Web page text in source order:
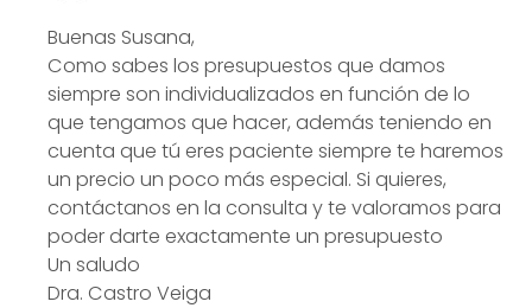
Buenas Susana,
Como sabes los presupuestos que damos
siempre son individualizados en función de lo
que tengamos que hacer, además teniendo en
cuenta que tú eres paciente siempre te haremos
un precio un poco más especial. Si quieres,
contáctanos en la consulta y te valoramos para
poder darte exactamente un presupuesto
Un saludo
Dra. Castro Veiga